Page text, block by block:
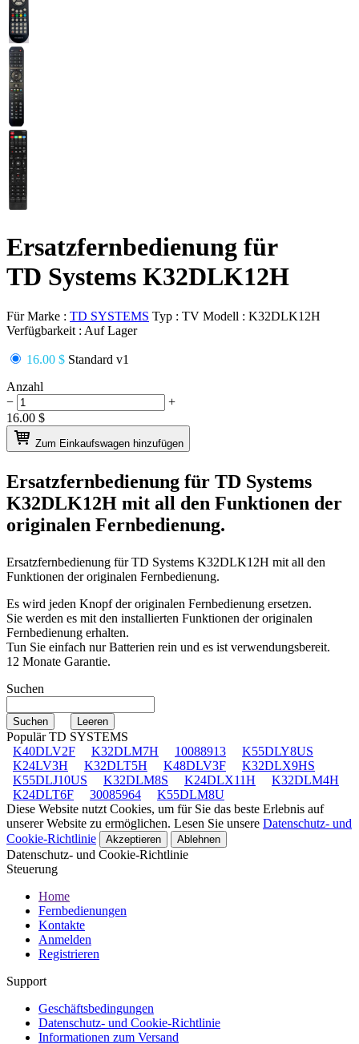
Ersatzfernbedienung für
TD Systems K32DLK12H
Für Marke : TD SYSTEMS Typ : TV Modell : K32DLK12H
Verfügbarkeit : Auf Lager
16.00 $ Standard v1
Anzahl
−
+
16.00 $
Zum Einkaufswagen hinzufügen
Ersatzfernbedienung für TD Systems
K32DLK12H mit all den Funktionen der
originalen Fernbedienung.
Ersatzfernbedienung fürTD Systems K32DLK12H mit all den
Funktionen der originalen Fernbedienung.
Es wird jeden Knopf der originalen Fernbedienung ersetzen.
Sie werden es mit den installierten Funktionen der originalen
Fernbedienung erhalten.
Tun Sie einfach nur Batterien rein und es ist verwendungsbereit.
12 Monate Garantie.
Suchen
Populär TD SYSTEMS
K40DLV2F
K32DLM7H 10088913
K55DLY8US
K24LV3H
K32DLT5H K48DLV3F
K32DLX9HS
K55DLJ10US
K32DLM8S K24DLX11H
K32DLM4H
K24DLT6F
30085964
K55DLM8U
Diese Website nutzt Cookies, um für Sie das beste Erlebnis auf
unserer Website zu ermöglichen. Lesen Sie unsere Datenschutz- und
Cookie-Richtlinie
Akzeptieren Ablehnen
Datenschutz- und Cookie-Richtlinie
Steuerung
Home
Fernbedienungen
Kontakte
Anmelden
Registrieren
Support
Geschäftsbedingungen
Datenschutz- und Cookie-Richtlinie
Informationen zum Versand